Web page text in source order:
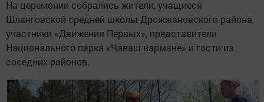
На церемонии собрались жители, учащиеся
Шланговской средней школы Дрожжановского района,
участники «Движения Первых», представители
Национального парка «Чаваш вармане» и гости из
соседних районов.